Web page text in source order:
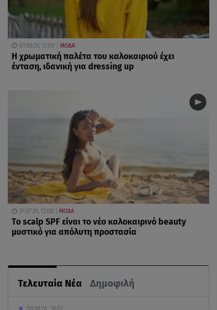
Τελευταία Νέα Δημοφιλή
01.08.26, 12:00 ΜΟΔΑ
Η χρωματική παλέτα του καλοκαιριού έχει
ένταση, ιδανική για dressing up
31.07.26, 12:00 ΜΟΔΑ
Το scalp SPF είναι το νέο καλοκαιρινό beauty
μυστικό για απόλυτη προστασία